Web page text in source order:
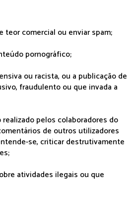
teor comercial ou enviar spam;
pornográfico;
ou racista, ou a publicação de
fraudulento ou que invada a
pelos colaboradores do
de outros utilizadores
se, criticar destrutivamente
atividades ilegais ou que